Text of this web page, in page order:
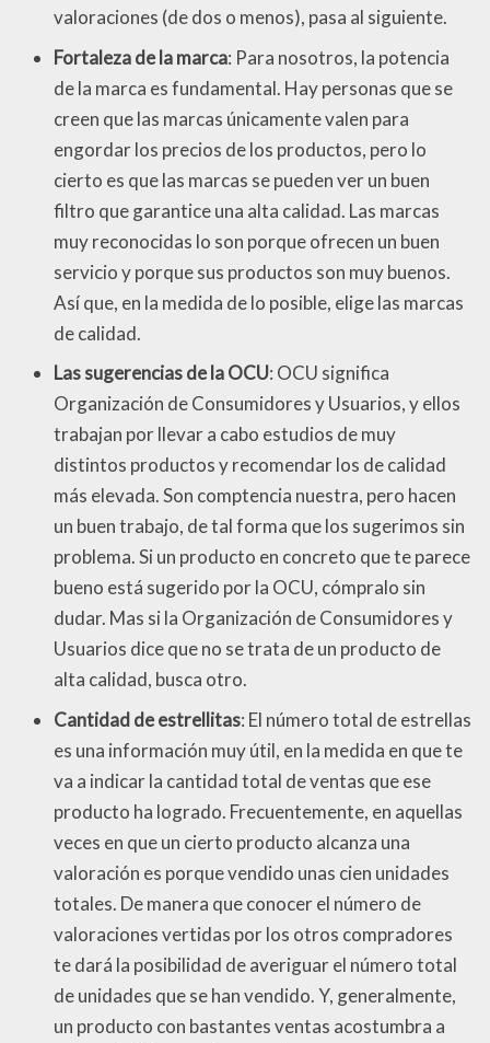
valoraciones (de dos o menos), pasa al siguiente.
Fortaleza de la marca: Para nosotros, la potencia
de la marca es fundamental. Hay personas que se
creen que las marcas únicamente valen para
engordar los precios de los productos, pero lo
cierto es que las marcas se pueden ver un buen
filtro que garantice una alta calidad. Las marcas
muy reconocidas lo son porque ofrecen un buen
servicio y porque sus productos son muy buenos.
Así que, en la medida de lo posible, elige las marcas
de calidad.
Las sugerencias de la OCU: OCU significa
Organización de Consumidores y Usuarios, y ellos
trabajan por llevar a cabo estudios de muy
distintos productos y recomendar los de calidad
más elevada. Son comptencia nuestra, pero hacen
un buen trabajo, de tal forma que los sugerimos sin
problema. Si un producto en concreto que te parece
bueno está sugerido por la OCU, cómpralo sin
dudar. Mas si la Organización de Consumidores y
Usuarios dice que no se trata de un producto de
alta calidad, busca otro.
Cantidad de estrellitas: El número total de estrellas
es una información muy útil, en la medida en que te
va a indicar la cantidad total de ventas que ese
producto ha logrado. Frecuentemente, en aquellas
veces en que un cierto producto alcanza una
valoración es porque vendido unas cien unidades
totales. De manera que conocer el número de
valoraciones vertidas por los otros compradores
te dará la posibilidad de averiguar el número total
de unidades que se han vendido. Y, generalmente,
un producto con bastantes ventas acostumbra a